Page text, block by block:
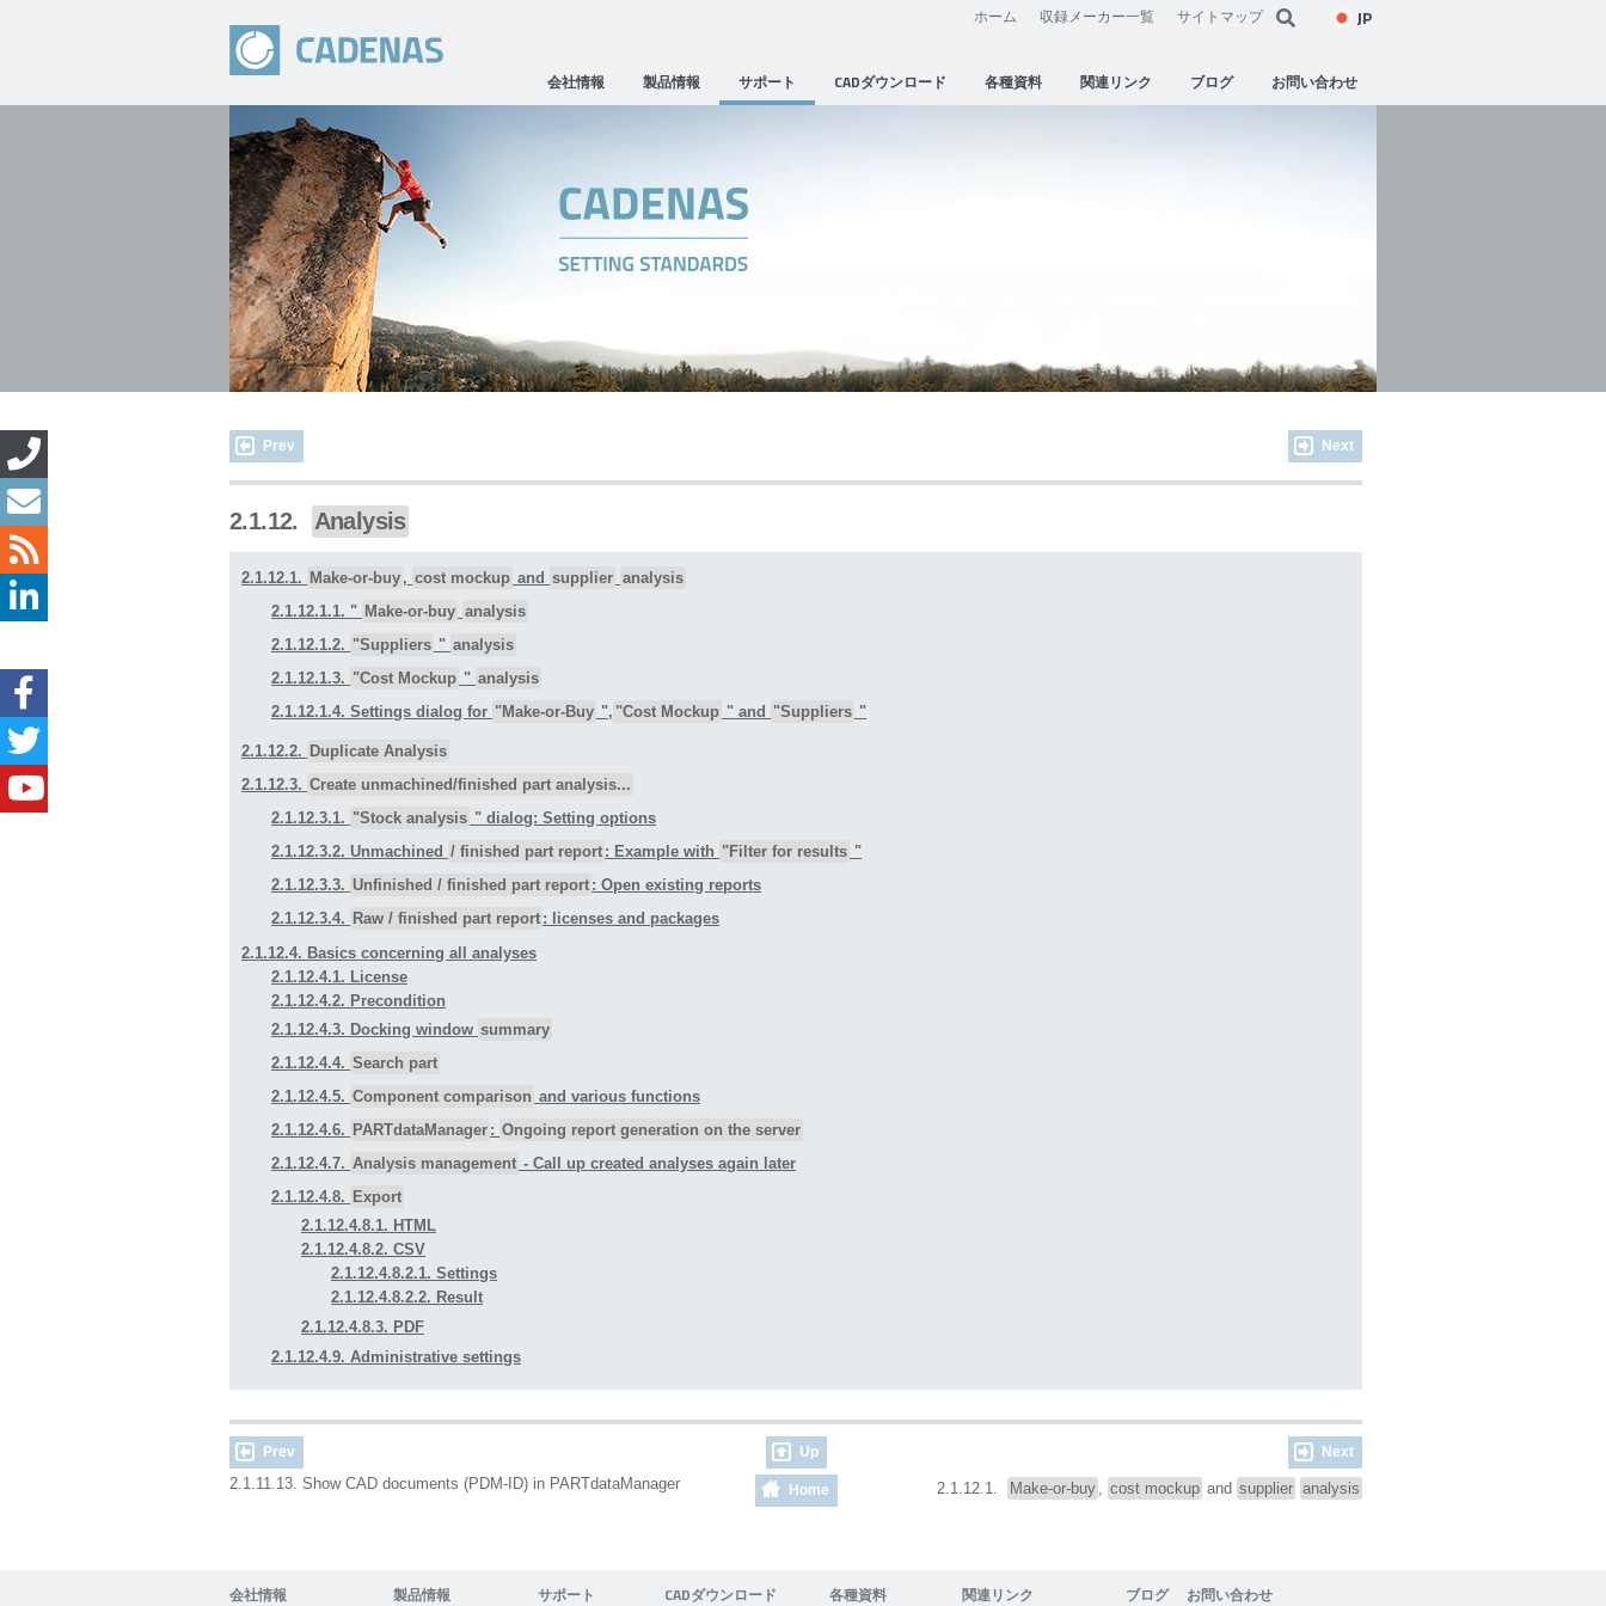
ホーム 収録メーカー一覧 サイトマップ JP
会社情報 製品情報 サポート CADダウンロード 各種資料 関連リンク ブログ お問い合わせ
Prev Next
2.1.12. Analysis
2.1.12.1. Make-or-buy , cost mockup and supplier analysis
2.1.12.1.1. " Make-or-buy analysis
2.1.12.1.2. "Suppliers " analysis
2.1.12.1.3. "Cost Mockup " analysis
2.1.12.1.4. Settings dialog for "Make-or-Buy ", "Cost Mockup " and "Suppliers "
2.1.12.2. Duplicate Analysis
2.1.12.3. Create unmachined/finished part analysis...
2.1.12.3.1. "Stock analysis " dialog: Setting options
2.1.12.3.2. Unmachined / finished part report : Example with "Filter for results "
2.1.12.3.3. Unfinished / finished part report : Open existing reports
2.1.12.3.4. Raw / finished part report : licenses and packages
2.1.12.4. Basics concerning all analyses
2.1.12.4.1. License
2.1.12.4.2. Precondition
2.1.12.4.3. Docking window summary
2.1.12.4.4. Search part
2.1.12.4.5. Component comparison and various functions
2.1.12.4.6. PARTdataManager : Ongoing report generation on the server
2.1.12.4.7. Analysis management - Call up created analyses again later
2.1.12.4.8. Export
2.1.12.4.8.1. HTML
2.1.12.4.8.2. CSV
2.1.12.4.8.2.1. Settings
2.1.12.4.8.2.2. Result
2.1.12.4.8.3. PDF
2.1.12.4.9. Administrative settings
Prev Up Next
2.1.11.13. Show CAD documents (PDM-ID) in PARTdataManager Home 2.1.12.1. Make-or-buy , cost mockup and supplier analysis
会社情報 製品情報 サポート CADダウンロード 各種資料 関連リンク ブログ お問い合わせ